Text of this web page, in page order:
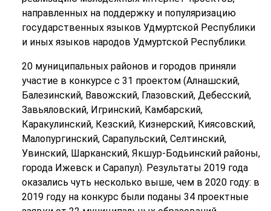
направленных на поддержку и популяризацию
государственных языков Удмуртской Республики
и иных языков народов Удмуртской Республики.
20 муниципальных районов и городов приняли
участие в конкурсе с 31 проектом (Алнашский,
Балезинский, Вавожский, Глазовский, Дебесский,
Завьяловский, Игринский, Камбарский,
Каракулинский, Кезский, Кизнерский, Киясовский,
Малопургинский, Сарапульский, Селтинский,
Увинский, Шарканский, Якшур-Бодьинский районы,
города Ижевск и Сарапул). Результаты 2019 года
оказались чуть несколько выше, чем в 2020 году: в
2019 году на конкурс были поданы 34 проектные